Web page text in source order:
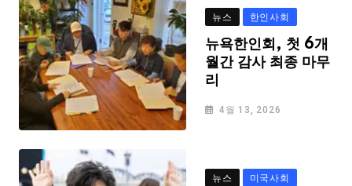
뉴스 한인사회
뉴욕한인회, 첫 6개
월간 감사 최종 마무
리
4월 13, 2026
뉴스 미국사회